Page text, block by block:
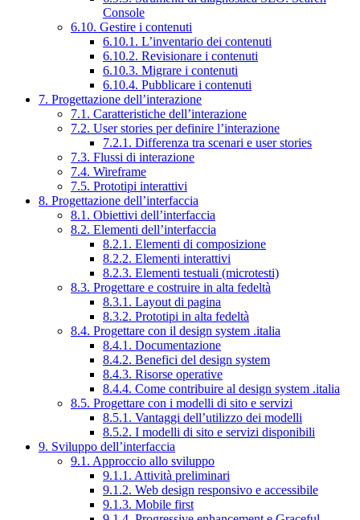
Console
6.10. Gestire i contenuti
6.10.1. L’inventario dei contenuti
6.10.2. Revisionare i contenuti
6.10.3. Migrare i contenuti
6.10.4. Pubblicare i contenuti
7. Progettazione dell’interazione
7.1. Caratteristiche dell’interazione
7.2. User stories per definire l’interazione
7.2.1. Differenza tra scenari e user stories
7.3. Flussi di interazione
7.4. Wireframe
7.5. Prototipi interattivi
8. Progettazione dell’interfaccia
8.1. Obiettivi dell’interfaccia
8.2. Elementi dell’interfaccia
8.2.1. Elementi di composizione
8.2.2. Elementi interattivi
8.2.3. Elementi testuali (microtesti)
8.3. Progettare e costruire in alta fedeltà
8.3.1. Layout di pagina
8.3.2. Prototipi in alta fedeltà
8.4. Progettare con il design system .italia
8.4.1. Documentazione
8.4.2. Benefici del design system
8.4.3. Risorse operative
8.4.4. Come contribuire al design system .italia
8.5. Progettare con i modelli di sito e servizi
8.5.1. Vantaggi dell’utilizzo dei modelli
8.5.2. I modelli di sito e servizi disponibili
9. Sviluppo dell’interfaccia
9.1. Approccio allo sviluppo
9.1.1. Attività preliminari
9.1.2. Web design responsivo e accessibile
9.1.3. Mobile first